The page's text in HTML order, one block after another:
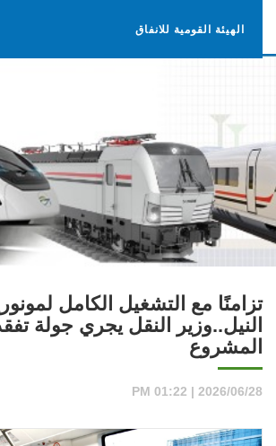
الهيئة القومية للانفاق
تزامنًا مع التشغيل الكامل
النيل..وزير النقل يجري جولة
المشروع
2026/06/28 | 01:22 PM